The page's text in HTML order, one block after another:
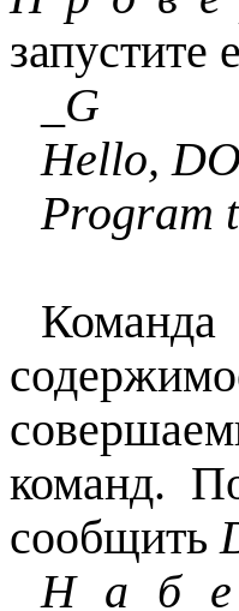
запустите
_G
Hello,
Program
команд.
сообщить
Н а б